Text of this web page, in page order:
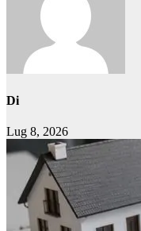
Di
Lug 8, 2026